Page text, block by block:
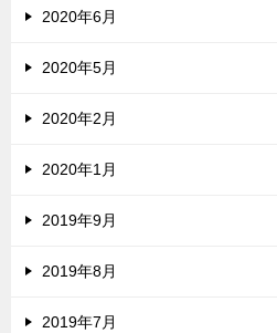
2020年6月
2020年5月
2020年2月
2020年1月
2019年9月
2019年8月
2019年7月